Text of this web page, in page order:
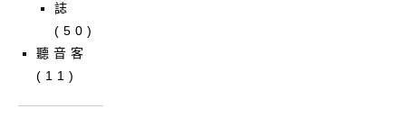
誌
(50)
聽音客
(11)